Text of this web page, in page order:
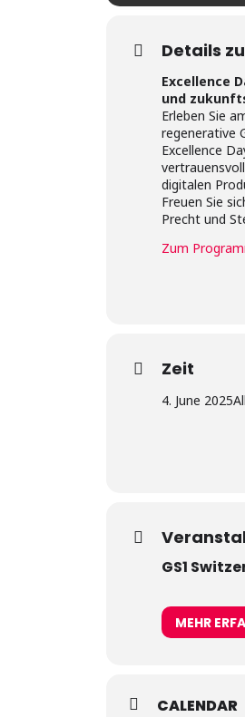
Details
Excellence
und
Erleben Sie
regenerative
Excellence
digitalen
Freuen Sie
Precht und
Zum
Zeit
4. June 2025
GS1
MEHR
CALENDAR